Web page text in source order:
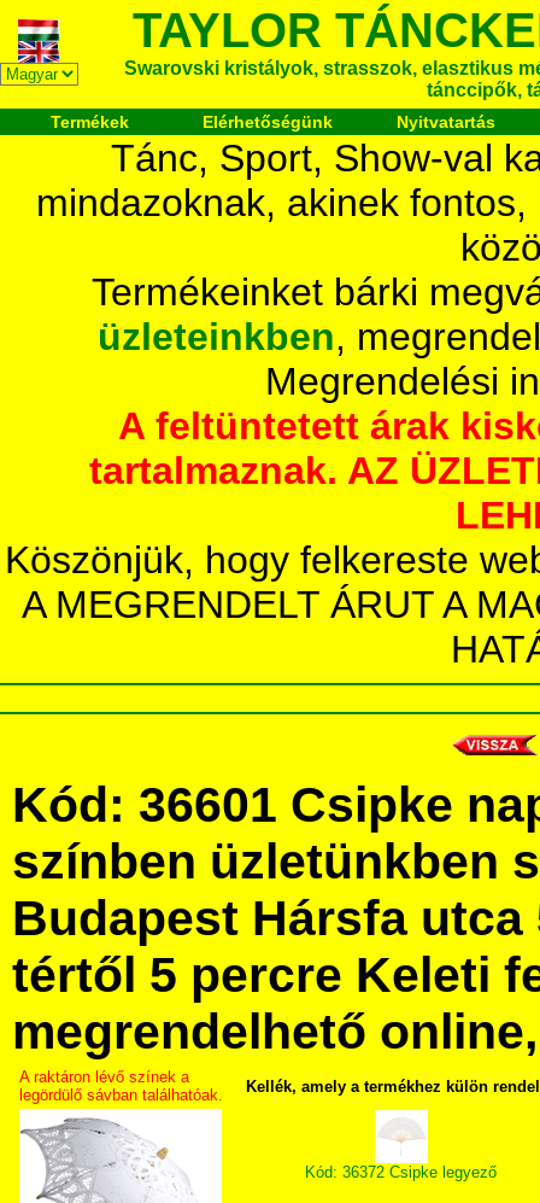
TAYLOR
Swarovski kristályok, strasszok, elasztikus
tánccipők,
Termékek Elérhetőségünk Nyitvatartás
Tánc, Sport, Show-val
mindazoknak, akinek
Termékeinket bárki
üzleteinkben,
Megrendelési
A feltüntetett árak
tartalmaznak. AZ
Köszönjük, hogy felkereste
A MEGRENDELT ÁRUT A
Kód: 36601 Csipke
színben üzletünkben
Budapest Hársfa utca
tértől 5 percre Keleti
megrendelhető
A raktáron lévő színek a
legördülő sávban találhatóak.
Kellék, amely a termékhez külön
Kód: 36372 Csipke legyező